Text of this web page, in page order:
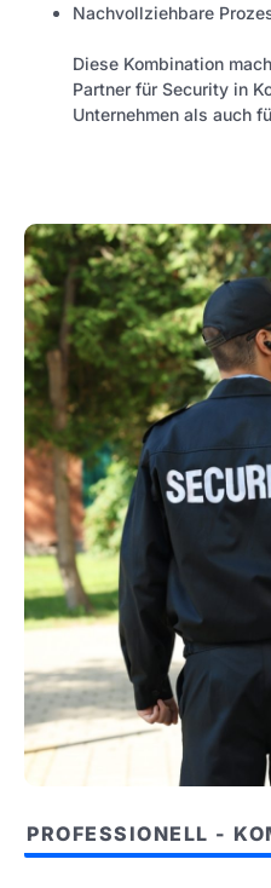
Nachvollziehbare
Diese Kombination
Partner für Security in
Unternehmen als auch
PROFESSIONELL -